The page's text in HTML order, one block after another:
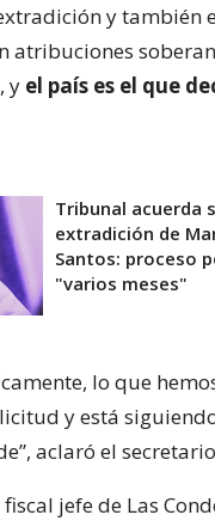
y también
atribuciones
y el país es el que
Tribunal acuerda
extradición de
Santos: proceso
"varios meses"
lo que
y está
aclaró el
jefe de Las